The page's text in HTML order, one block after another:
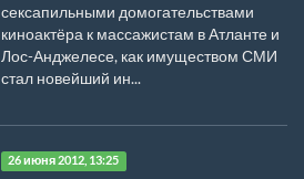
сексапильными домогательствами
киноактёра к массажистам в Атланте и
Лос-Анджелесе, как имуществом СМИ
стал новейший ин...
26 июня 2012, 13:25